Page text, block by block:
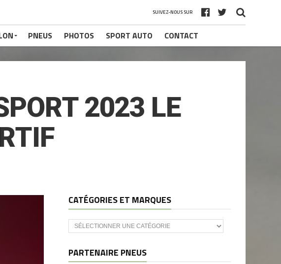
SUIVEZ-NOUS SUR
PNEUS PHOTOS SPORT AUTO CONTACT
2023 LE
CATÉGORIES ET MARQUES
Catégories
et
PARTENAIRE PNEUS